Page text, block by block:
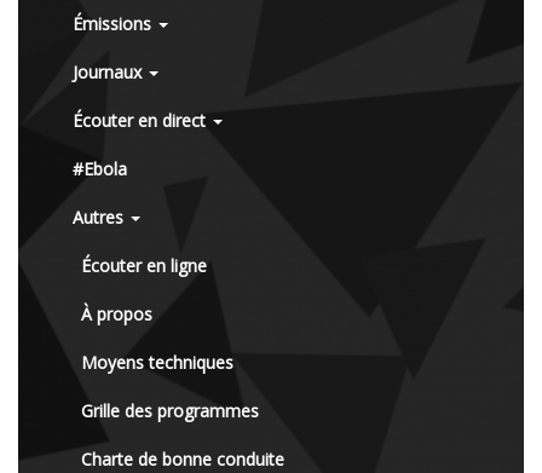
Émissions
Journaux
Écouter en direct
#Ebola
Autres
Écouter en ligne
À propos
Moyens techniques
Grille des programmes
Charte de bonne conduite